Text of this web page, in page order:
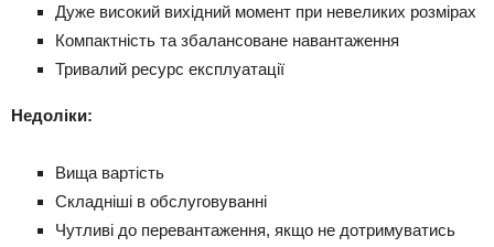
Дуже високий вихідний момент при невеликих розмірах
Компактність та збалансоване навантаження
Тривалий ресурс експлуатації
Недоліки:
Вища вартість
Складніші в обслуговуванні
Чутливі до перевантаження, якщо не дотримуватись